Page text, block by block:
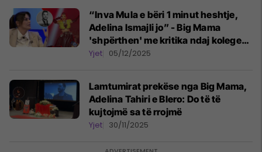
“Inva Mula e bëri 1 minut heshtje,
Adelina Ismajli jo” - Big Mama
'shpërthen' me kritika ndaj koleges
së saj
Yjet 05/12/2025
Lamtumirat prekëse nga Big Mama,
Adelina Tahiri e Blero: Do të të
kujtojmë sa të rrojmë
Yjet 30/11/2025